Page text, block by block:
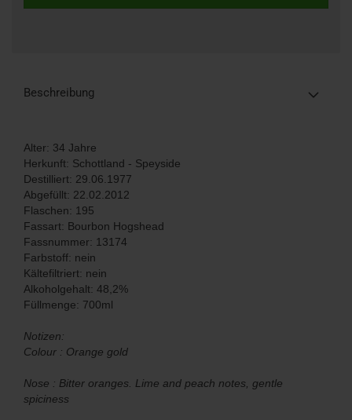
Beschreibung
Alter: 34 Jahre
Herkunft: Schottland - Speyside
Destilliert: 29.06.1977
Abgefüllt: 22.02.2012
Flaschen: 195
Fassart: Bourbon Hogshead
Fassnummer: 13174
Farbstoff: nein
Kältefiltriert: nein
Alkoholgehalt: 48,2%
Füllmenge: 700ml
Notizen:
Colour : Orange gold
Nose : Bitter oranges. Lime and peach notes, gentle
spiciness